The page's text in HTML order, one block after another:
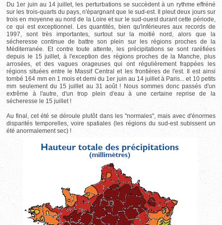
Du 1er juin au 14 juillet, les perturbations se succèdent à un rythme effréné
sur les trois-quarts du pays, n'épargnant que le sud-est. Il pleut deux jours sur
trois en moyenne au nord de la Loire et sur le sud-ouest durant cette période,
ce qui est exceptionnel. Les quantités, bien qu'inférieures aux records de
1997, sont très importantes, surtout sur la moitié nord, alors que la
sécheresse continue de battre son plein sur les régions proches de la
Méditerranée. Et contre toute attente, les précipitations se sont raréfiées
depuis le 15 juillet, à l'exception des régions proches de la Manche, plus
arrosées, et des vagues orageuses qui ont régulièrement frappées les
régions situées entre le Massif Central et les frontières de l'est. Il est ainsi
tombé 164 mm en 1 mois et demi du 1er juin au 14 juillet à Paris... et 10 petits
mm seulement du 15 juillet au 31 août ! Nous sommes donc passés d'un
extrême à l'autre, d'un trop plein d'eau à une certaine reprise de la
sécheresse le 15 juillet !
Au final, cet été se déroule plutôt dans les "normales", mais avec d'énormes
disparités temporelles, voire spatiales (les régions du sud-est subissent un
été anormalement sec) !